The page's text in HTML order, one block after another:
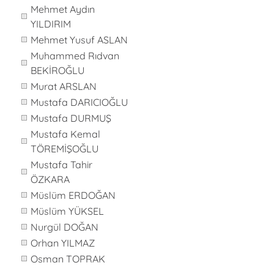
Mehmet Aydın
YILDIRIM
Mehmet Yusuf ASLAN
Muhammed Rıdvan
BEKİROĞLU
Murat ARSLAN
Mustafa DARICIOĞLU
Mustafa DURMUŞ
Mustafa Kemal
TÖREMİŞOĞLU
Mustafa Tahir
ÖZKARA
Müslüm ERDOĞAN
Müslüm YÜKSEL
Nurgül DOĞAN
Orhan YILMAZ
Osman TOPRAK